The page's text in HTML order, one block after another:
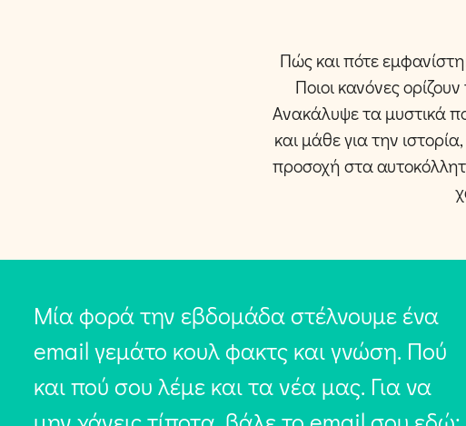
Πώς και πότε
Ποιοι κανόνες
Ανακάλυψε τα μυστικά
και μάθε για την
προσοχή στα
Μία φορά την εβδομάδα στέλνουμε ένα
email γεμάτο κουλ φακτς και γνώση. Πού
και πού σου λέμε και τα νέα μας. Για να